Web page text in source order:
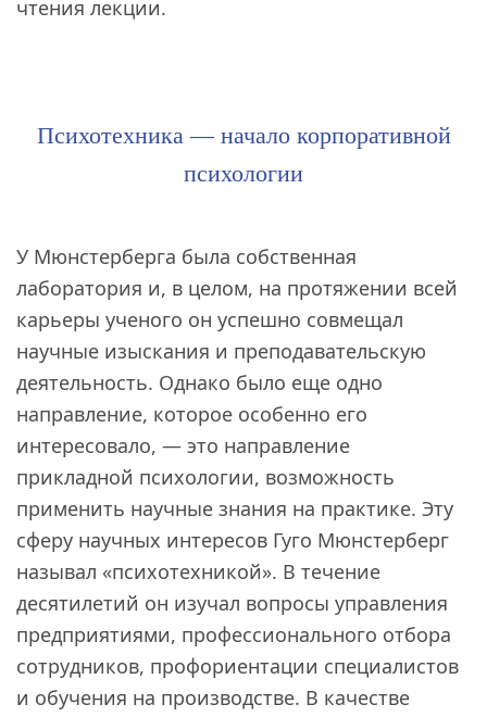
чтения лекции.
Психотехника — начало корпоративной
психологии
У Мюнстерберга была собственная
лаборатория и, в целом, на протяжении всей
карьеры ученого он успешно совмещал
научные изыскания и преподавательскую
деятельность. Однако было еще одно
направление, которое особенно его
интересовало, — это направление
прикладной психологии, возможность
применить научные знания на практике. Эту
сферу научных интересов Гуго Мюнстерберг
называл «психотехникой». В течение
десятилетий он изучал вопросы управления
предприятиями, профессионального отбора
сотрудников, профориентации специалистов
и обучения на производстве. В качестве